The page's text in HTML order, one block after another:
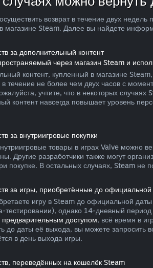
возврат в течение двух
магазине Steam. Далее вы найдете
за дополнительный контент
через магазин Steam и
контент, купленный в магазине
в течение не более чем двух часов с
учтите, что в некоторых
контент навсегда повышает уровень
за внутриигровые покупки
товары в играх Valve можно
Другие разработчики также могут
покупке. В остальных случаях, Steam не
за игры, приобретённые до
игру в Steam до официальной
тестировании), однако 14-дневный
предварительным доступом, всё время в
до даты её выхода, вы можете запросить
в день выхода игры.
переведённых на кошелёк Steam